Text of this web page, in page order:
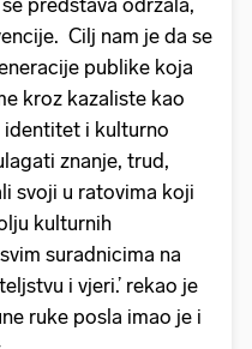
predstava održala,
Cilj nam je da se
publike koja
kroz kazaliste kao
identitet i kulturno
znanje, trud,
svoji u ratovima koji
kulturnih
suradnicima na
i vjeri.’ rekao je
ruke posla imao je i